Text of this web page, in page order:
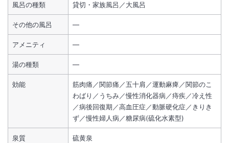
風呂の種類 貸切・家族風呂／大風呂
その他の風呂 ―
アメニティ ―
湯の種類 ―
効能
筋肉痛／関節痛／五十肩／運動麻痺／関節のこ
わばり／うちみ／慢性消化器病／痔疾／冷え性
／病後回復期／高血圧症／動脈硬化症／きりき
ず／慢性婦人病／糖尿病(硫化水素型)
泉質 硫黄泉